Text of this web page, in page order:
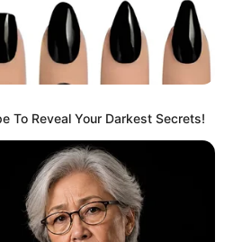
To Reveal Your Darkest Secrets!